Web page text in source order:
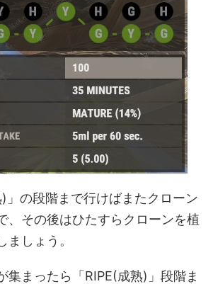
)」の段階まで行けばまたクローン
、その後はひたすらクローンを植
ましょう。
集まったら「RIPE(成熟)」段階ま